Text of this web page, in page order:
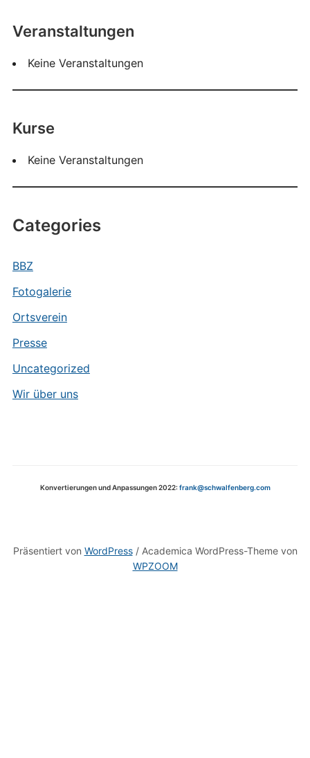
Veranstaltungen
Keine Veranstaltungen
Kurse
Keine Veranstaltungen
Categories
BBZ
Fotogalerie
Ortsverein
Presse
Uncategorized
Wir über uns
Konvertierungen und Anpassungen 2022:frank@schwalfenberg.com
Präsentiert von WordPress/ Academica WordPress-Theme von
WPZOOM